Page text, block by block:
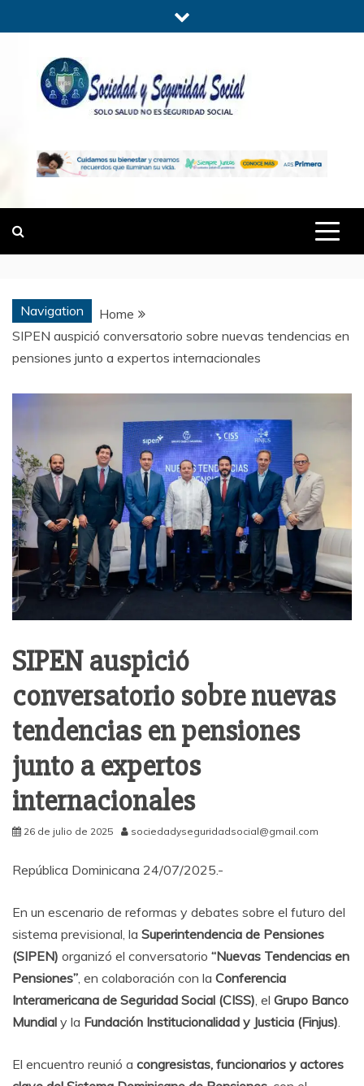
to
SOCIAL.
Navigation
Home
SIPEN auspició conversatorio sobre nuevas tendencias en
pensiones junto a expertos internacionales
SIPEN auspició
conversatorio sobre nuevas
tendencias en pensiones
junto a expertos
internacionales
26 de julio de 2025 sociedadyseguridadsocial@gmail.com
República Dominicana 24/07/2025.-
En un escenario de reformas y debates sobre el futuro del
sistema previsional, la Superintendencia de Pensiones
(SIPEN) organizó el conversatorio “Nuevas Tendencias en
Pensiones” , en colaboración con la Conferencia
Interamericana de Seguridad Social (CISS) , el Grupo Banco
Mundial y la Fundación Institucionalidad y Justicia (Finjus)
El encuentro reunió a congresistas, funcionarios y actores